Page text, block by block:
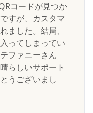
コードが見つか
すが、カスタマ
ました。結局、
ってしまってい
ファニーさん
らしいサポート
うございまし